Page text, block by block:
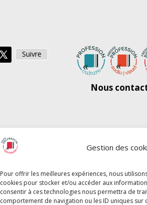
Gestion des
Pour offrir les meilleures expériences, nous
cookies pour stocker et/ou accéder aux
consentir à ces technologies nous permettra de
comportement de navigation ou les ID uniques sur
Suivre
Nous